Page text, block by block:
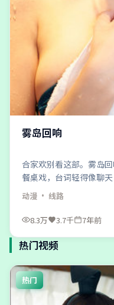
雾岛回响
合家欢别看这部。雾岛
餐桌戏，台词轻得像聊天
动漫 · 线路
8.3万 3.7千 7年前
热门视频
热门